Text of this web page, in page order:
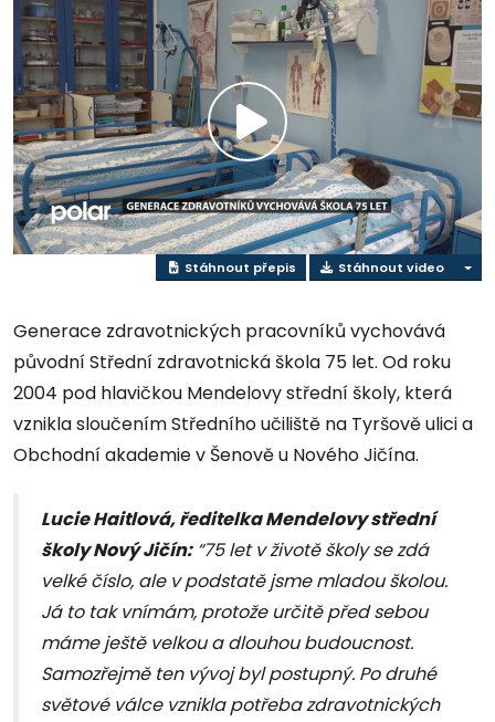
Přehrát
video
Stáhnout přepis Stáhnout video
Generace zdravotnických pracovníků vychovává
původní Střední zdravotnická škola 75 let. Od roku
2004 pod hlavičkou Mendelovy střední školy, která
vznikla sloučením Středního učiliště na Tyršově ulici a
Obchodní akademie v Šenově u Nového Jičína.
Lucie Haitlová, ředitelka Mendelovy střední
školy Nový Jičín:“75 let v životě školy se zdá
velké číslo, ale v podstatě jsme mladou školou.
Já to tak vnímám, protože určitě před sebou
máme ještě velkou a dlouhou budoucnost.
Samozřejmě ten vývoj byl postupný. Po druhé
světové válce vznikla potřeba zdravotnických